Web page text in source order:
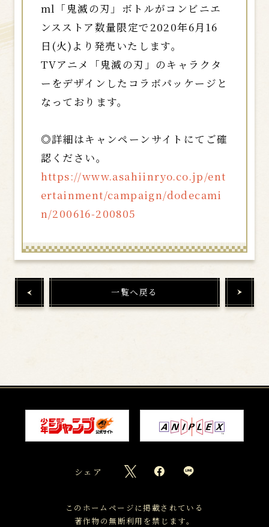
ml「鬼滅の刃」ボトルがコンビニエ
ンスストア数量限定で2020年6月16
日(火)より発売いたします。
TVアニメ「鬼滅の刃」のキャラクタ
ーをデザインしたコラボパッケージと
なっております。
◎詳細はキャンペーンサイトにてご確
認ください。
https://www.asahiinryo.co.jp/ent
ertainment/campaign/dodecami
n/200616-200805
一覧へ戻る
シェア
このホームページに掲載されている
著作物の無断利用を禁じます。